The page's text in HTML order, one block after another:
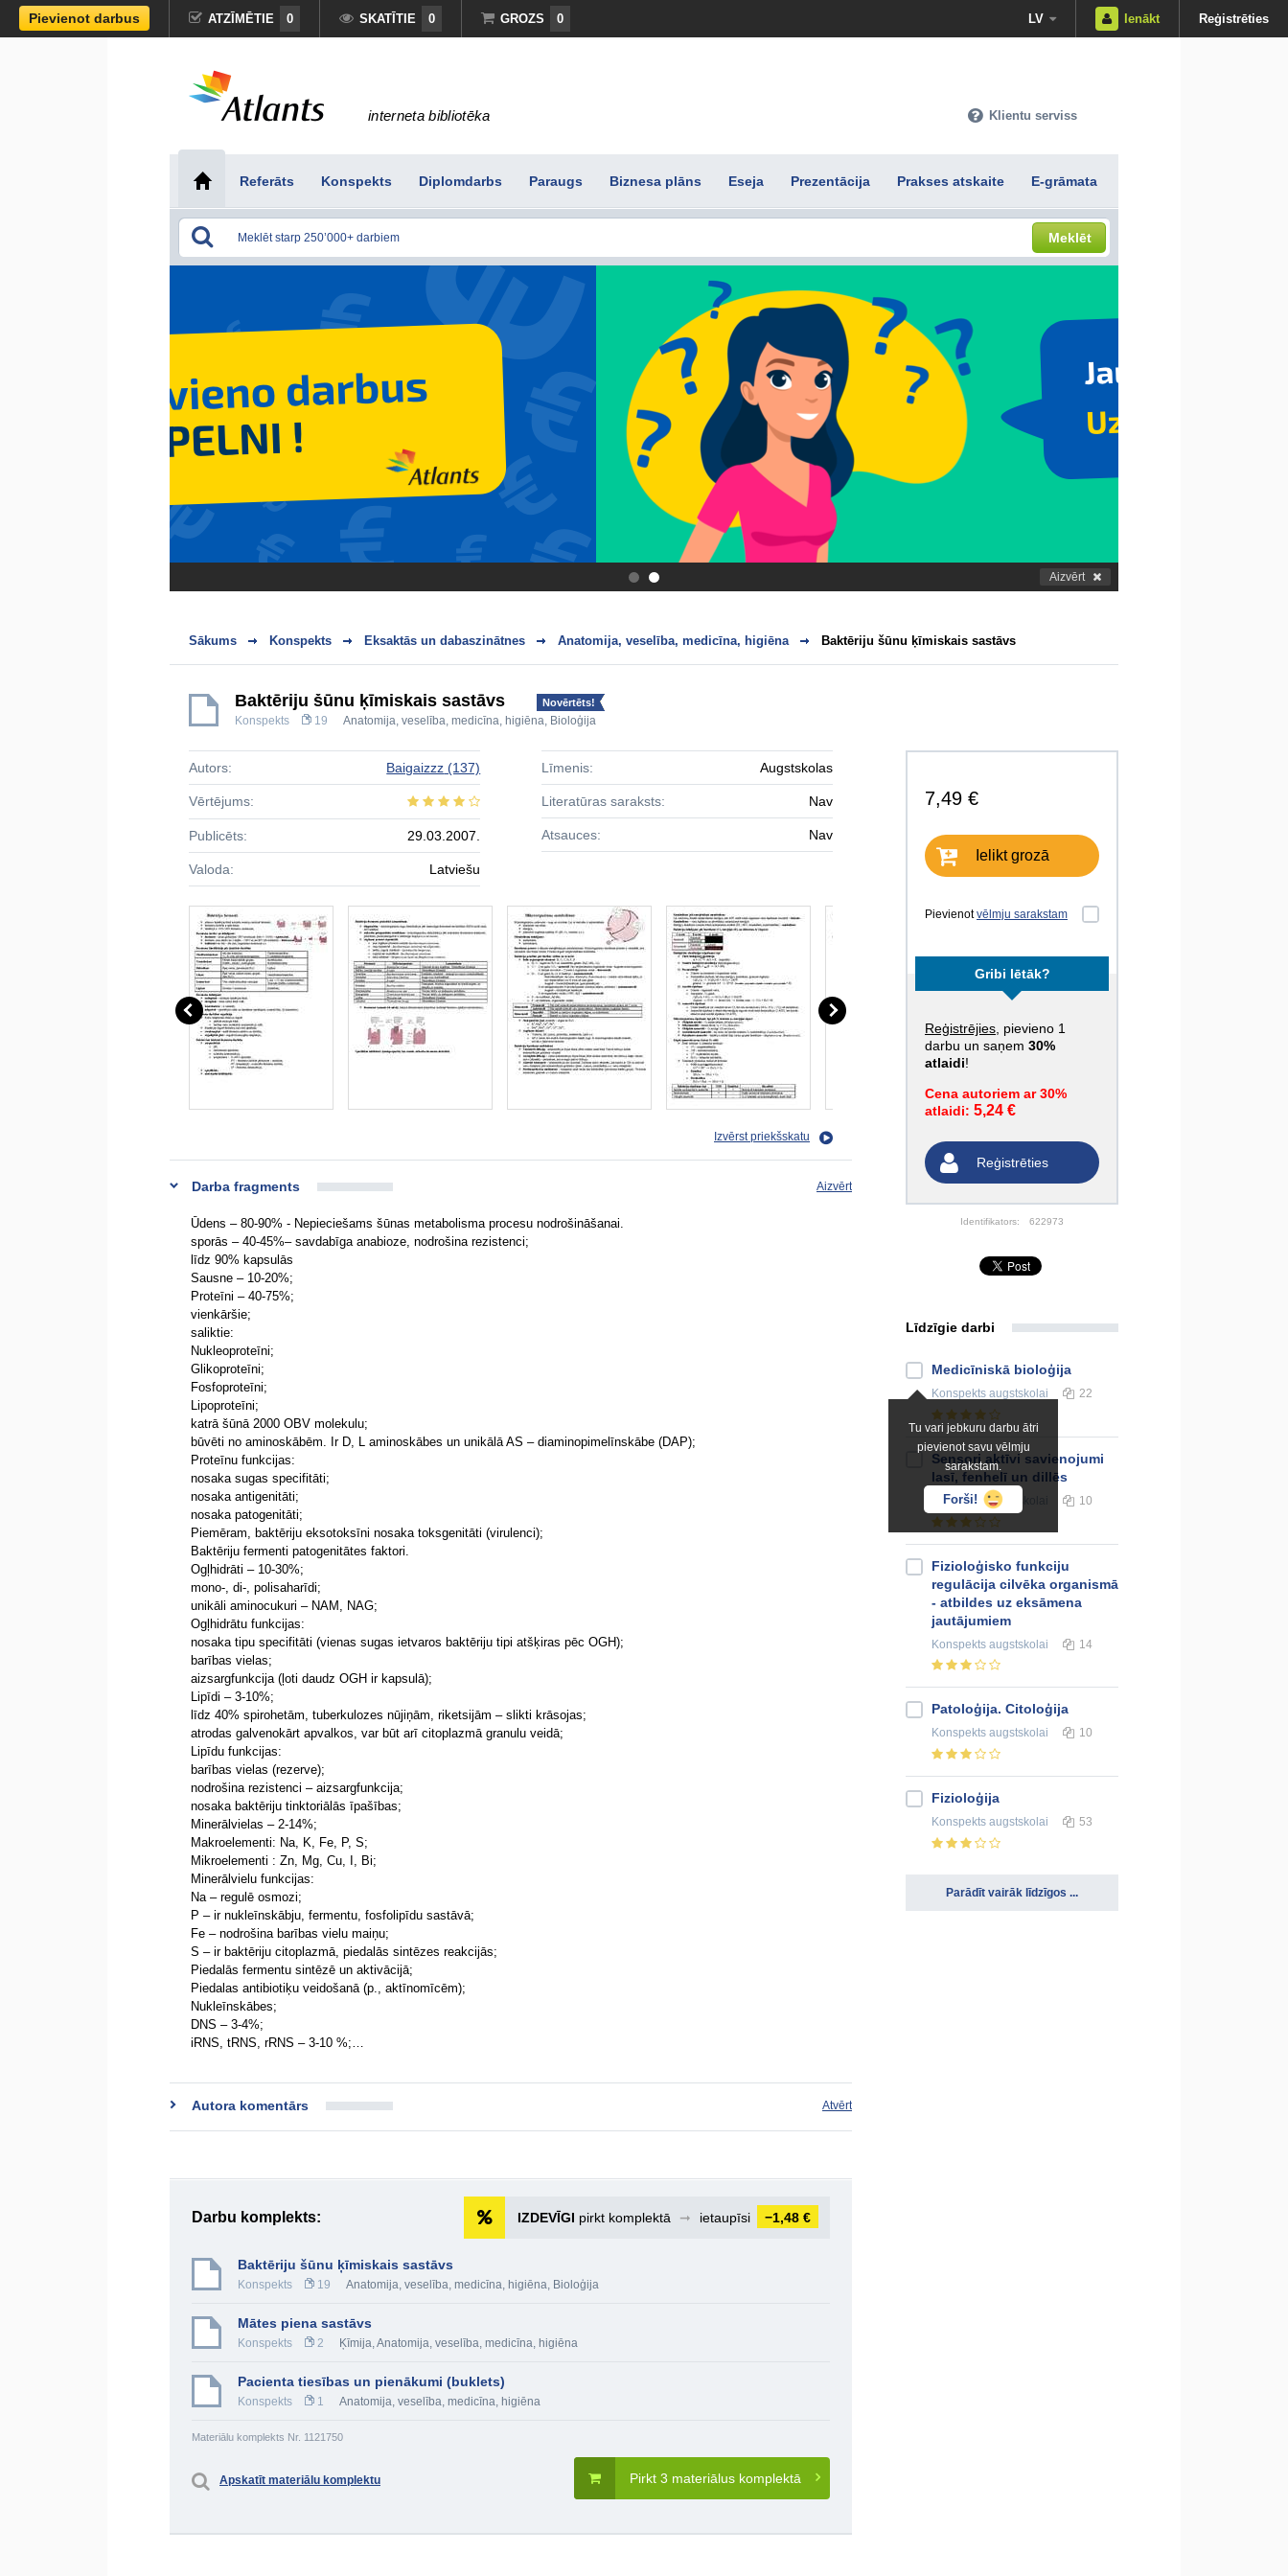
Pievienot darbus ATZĪMĒTIE 0 SKATĪTIE 0 GROZS 0 LV Ienākt Reģistrēties
interneta bibliotēka Klientu serviss
Referāts Konspekts Diplomdarbs Paraugs Biznesa plāns Eseja Prezentācija Prakses atskaite E-grāmata
Meklēt
. Aizvērt
Sākums Konspekts Eksaktās un dabaszinātnes Anatomija, veselība, medicīna, higiēna Baktēriju šūnu ķīmiskais sastāvs
Baktēriju šūnu ķīmiskais sastāvs Novērtēts!
Konspekts 19 Anatomija, veselība, medicīna, higiēna, Bioloģija
7,49 €
Ielikt grozā
Pievienotvēlmju sarakstam
Gribi lētāk?
Reģistrējies , pievieno 1
darbu un saņem 30%
atlaidi!
Cena autoriem ar 30%
atlaidi: 5,24 €
Reģistrēties
Identifikators: 622973
Autors: Baigaizzz (137)
Vērtējums:
Publicēts: 29.03.2007.
Valoda: Latviešu
Līmenis: Augstskolas
Literatūras saraksts: Nav
Atsauces: Nav
Izvērst priekšskatu
Darba fragments Aizvērt
Ūdens – 80-90% - Nepieciešams šūnas metabolisma procesu nodrošināšanai.
sporās – 40-45%– savdabīga anabioze, nodrošina rezistenci;
līdz 90% kapsulās
Sausne – 10-20%;
Proteīni – 40-75%;
vienkāršie;
saliktie:
Nukleoproteīni;
Glikoproteīni;
Fosfoproteīni;
Lipoproteīni;
katrā šūnā 2000 OBV molekulu;
būvēti no aminoskābēm. Ir D, L aminoskābes un unikālā AS – diaminopimelīnskābe (DAP);
Proteīnu funkcijas:
nosaka sugas specifitāti;
nosaka antigenitāti;
nosaka patogenitāti;
Piemēram, baktēriju eksotoksīni nosaka toksgenitāti (virulenci);
Baktēriju fermenti patogenitātes faktori.
Ogļhidrāti – 10-30%;
mono-, di-, polisaharīdi;
unikāli aminocukuri – NAM, NAG;
Ogļhidrātu funkcijas:
nosaka tipu specifitāti (vienas sugas ietvaros baktēriju tipi atšķiras pēc OGH);
barības vielas;
aizsargfunkcija (ļoti daudz OGH ir kapsulā);
Lipīdi – 3-10%;
līdz 40% spirohetām, tuberkulozes nūjiņām, riketsijām – slikti krāsojas;
atrodas galvenokārt apvalkos, var būt arī citoplazmā granulu veidā;
Lipīdu funkcijas:
barības vielas (rezerve);
nodrošina rezistenci – aizsargfunkcija;
nosaka baktēriju tinktoriālās īpašības;
Minerālvielas – 2-14%;
Makroelementi: Na, K, Fe, P, S;
Mikroelementi : Zn, Mg, Cu, I, Bi;
Minerālvielu funkcijas:
Na – regulē osmozi;
P – ir nukleīnskābju, fermentu, fosfolipīdu sastāvā;
Fe – nodrošina barības vielu maiņu;
S – ir baktēriju citoplazmā, piedalās sintēzes reakcijās;
Piedalās fermentu sintēzē un aktivācijā;
Piedalas antibiotiķu veidošanā (p., aktīnomīcēm);
Nukleīnskābes;
DNS – 3-4%;
iRNS, tRNS, rRNS – 3-10 %;…
Autora komentārs Atvērt
Darbu komplekts: IZDEVĪGI pirkt komplektā ➞ ietaupīsi −1,48 €
Baktēriju šūnu ķīmiskais sastāvs
Konspekts 19 Anatomija, veselība, medicīna, higiēna, Bioloģija
Mātes piena sastāvs
Konspekts 2 Ķīmija,Anatomija, veselība, medicīna, higiēna
Pacienta tiesības un pienākumi (buklets)
Konspekts 1 Anatomija, veselība, medicīna, higiēna
Materiālu komplekts Nr. 1121750
Pirkt 3 materiālus komplektā
Apskatīt materiālu komplektu
Līdzīgie darbi
Tu vari jebkuru darbu ātri
pievienot savu vēlmju
sarakstam.
Forši!
Medicīniskā bioloģija
Konspekts augstskolai 22
Sensori aktīvi savienojumi
lasī, fenhelī un dillēs
Konspektsaugstskolai 10
Fizioloģisko funkciju
regulācija cilvēka organismā
- atbildes uz eksāmena
jautājumiem
Konspekts augstskolai 14
Patoloģija. Citoloģija
Konspekts augstskolai 10
Fizioloģija
Konspekts augstskolai 53
Parādīt vairāk līdzīgos ...